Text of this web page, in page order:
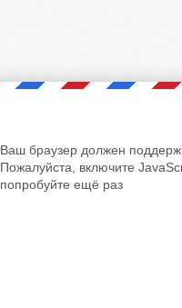
Ваш браузер должен
Пожалуйста, включите
попробуйте ещё раз